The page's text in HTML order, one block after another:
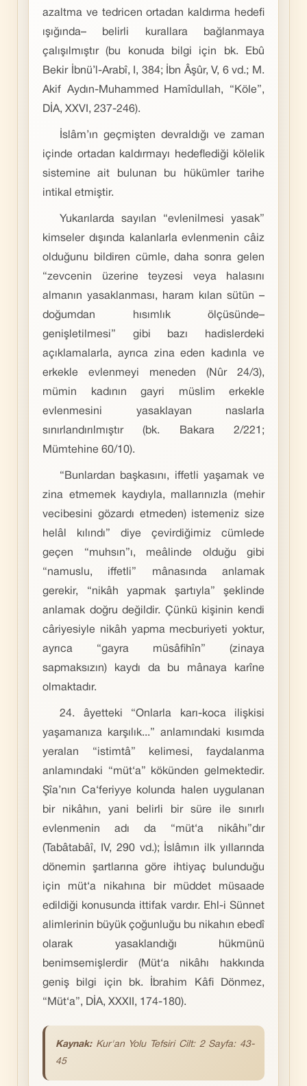
azaltma ve tedricen ortadan kaldırma hedefi
ışığında– belirli kurallara bağlanmaya
çalışılmıştır (bu konuda bilgi için bk. Ebû
Bekir İbnü’l-Arabî, I, 384; İbn Âşûr, V, 6 vd.; M.
Akif Aydın-Muhammed Hamîdullah, “Köle”,
DİA, XXVI, 237-246).
İslâm’ın geçmişten devraldığı ve zaman
içinde ortadan kaldırmayı hedeflediği kölelik
sistemine ait bulunan bu hükümler tarihe
intikal etmiştir.
Yukarılarda sayılan “evlenilmesi yasak”
kimseler dışında kalanlarla evlenmenin câiz
olduğunu bildiren cümle, daha sonra gelen
“zevcenin üzerine teyzesi veya halasını
almanın yasaklanması, haram kılan sütün –
doğumdan hısımlık ölçüsünde–
genişletilmesi” gibi bazı hadislerdeki
açıklamalarla, ayrıca zina eden kadınla ve
erkekle evlenmeyi meneden (Nûr 24/3),
mümin kadının gayri müslim erkekle
evlenmesini yasaklayan naslarla
sınırlandırılmıştır (bk. Bakara 2/221;
Mümtehine 60/10).
“Bunlardan başkasını, iffetli yaşamak ve
zina etmemek kaydıyla, mallarınızla (mehir
vecibesini gözardı etmeden) istemeniz size
helâl kılındı” diye çevirdiğimiz cümlede
geçen “muhsın”ı, meâlinde olduğu gibi
“namuslu, iffetli” mânasında anlamak
gerekir, “nikâh yapmak şartıyla” şeklinde
anlamak doğru değildir. Çünkü kişinin kendi
câriyesiyle nikâh yapma mecburiyeti yoktur,
ayrıca “gayra müsâfihîn” (zinaya
sapmaksızın) kaydı da bu mânaya karîne
olmaktadır.
24. âyetteki “Onlarla karı-koca ilişkisi
yaşamanıza karşılık...” anlamındaki kısımda
yeralan “istimtâ” kelimesi, faydalanma
anlamındaki “müt‘a” kökünden gelmektedir.
Şîa’nın Ca‘feriyye kolunda halen uygulanan
bir nikâhın, yani belirli bir süre ile sınırlı
evlenmenin adı da “müt‘a nikâhı”dır
(Tabâtabâî, IV, 290 vd.); İslâmın ilk yıllarında
dönemin şartlarına göre ihtiyaç bulunduğu
için müt‘a nikahına bir müddet müsaade
edildiği konusunda ittifak vardır. Ehl-i Sünnet
alimlerinin büyük çoğunluğu bu nikahın ebedî
olarak yasaklandığı hükmünü
benimsemişlerdir (Müt‘a nikâhı hakkında
geniş bilgi için bk. İbrahim Kâfi Dönmez,
“Müt‘a”, DİA, XXXII, 174-180).
Kaynak: Kur'an Yolu Tefsiri Cilt: 2 Sayfa: 43-
45